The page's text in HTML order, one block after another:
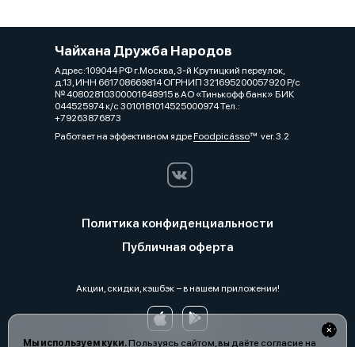
Мы используем куки.Пользуясь сайтом, вы даёте согласие на
Чайхана Дружба Народов
Адрес:109044 РФ г.Москва, 3-й Крутицкий переулок,
д.13, ИНН 661708669814 ОГРНИП 321695200057920 Р/с
№ 40802810300001648915 в АО «Тинькофф банк» БИК
044525974 к/с 3010181014525000974 Тел.:
+79263876873
Работает на эффективном ядреFoodpicássover. 3.2
Политика конфиденциальности
Публичная оферта
Акции, скидки, кэшбэк − в нашем приложении!